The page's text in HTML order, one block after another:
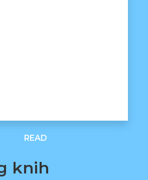
READ
knih